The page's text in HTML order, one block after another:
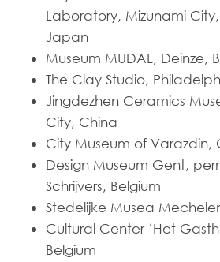
Laboratory, Mizunami
Japan
Museum MUDAL, Deinze,
The Clay Studio,
Jingdezhen Ceramics
City, China
City Museum of Varazdin,
Design Museum Gent,
Schrijvers, Belgium
Stedelijke Musea
Cultural Center ‘Het
Belgium